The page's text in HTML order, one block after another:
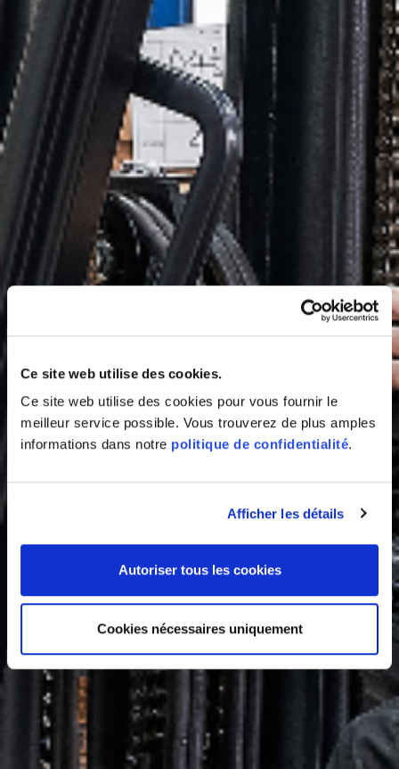
Ce site web utilise des cookies.
Ce site web utilise des cookies pour vous fournir le
meilleur service possible. Vous trouverez de plus amples
informations dans notre politique de confidentialité.
Afficher les détails
Autoriser tous les cookies
Cookies nécessaires uniquement